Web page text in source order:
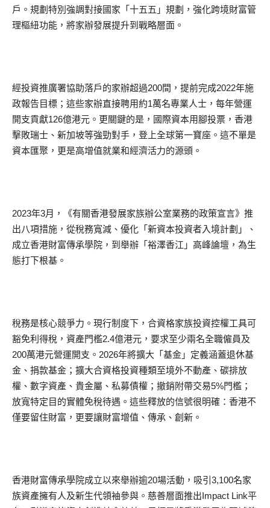
戶。規劃特別強調對接國家「十五五」規劃，強化跨境財富管
理樞紐功能，將家辦發展提升到戰略層面。
經投資推廣署協助落戶的家辦超過200間，提前完成2022年施
政報告目標；這些家辦直接聘用約1萬名專業人士，每年營運
開支貢獻126億港元。更關鍵的是，國際資本用腳投票，香港
擊敗瑞士、新加坡等強勁對手，登上全球第一寶座。這不單是
資本匯聚，更是高增值就業和經濟活力的源頭。
2023年3月，《有關香港發展家族辦公室業務的政策宣言》推
出八項措施，從稅務寬減、優化「新資本投資者入境計劃」、
成立香港財富傳承學院，到舉辦「裕澤香江」高峰論壇，為生
態打下根基。
稅務是核心競爭力。現行制度下，合資格家族投資控權工具可
豁免利得稅，資產門檻2.4億港元，要求至少兩名全職僱員及
200萬港元營運開支。2026年將擴大「基金」定義涵蓋退休基
金、捐款基金；擴大合資格投資種類至境外不動產、碳排放
權、數字資產、貴金屬、私募債權；撤銷附帶交易5%門檻；
放寬特定目的實體免稅待遇。這些釋放的信號很明確：香港不
僅要留住財富，更要讓財富增值、傳承、創新。
香港財富傳承學院成立以來舉辦逾20場活動，吸引3,100名家
族資產擁有人及新生代領袖參與。慈善層面推出Impact Link平